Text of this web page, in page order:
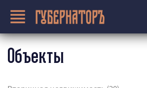
Объекты